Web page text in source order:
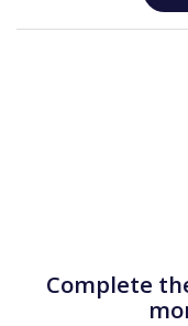
Complete